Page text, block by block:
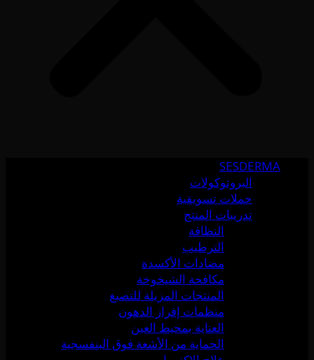
SESDERMA
البروتوكولات
حملات تسويقية
تدريبات المنتج
النظافة
الترطيب
مضادات الأكسدة
مكافحة الشيخوخة
المنتجات المزيلة للتصبغ
منظمات إفراز الدهون
العناية بمحيط العين
الحماية من الأشعة فوق البنفسجية